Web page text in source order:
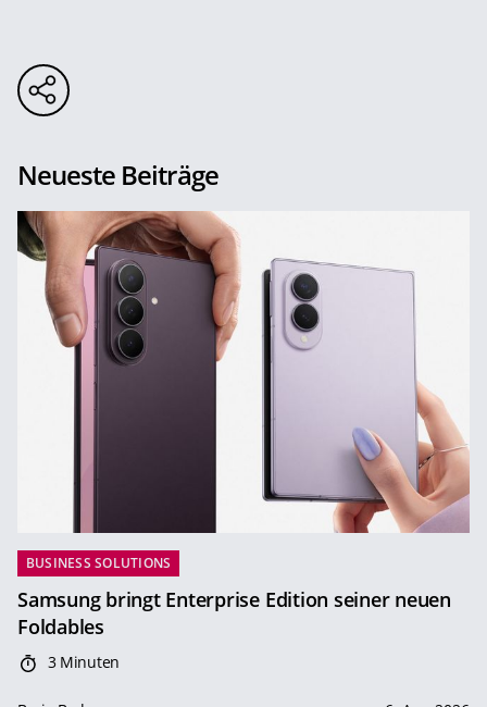
Neueste Beiträge
BUSINESS SOLUTIONS
Samsung bringt Enterprise Edition seiner neuen
Foldables
3 Minuten